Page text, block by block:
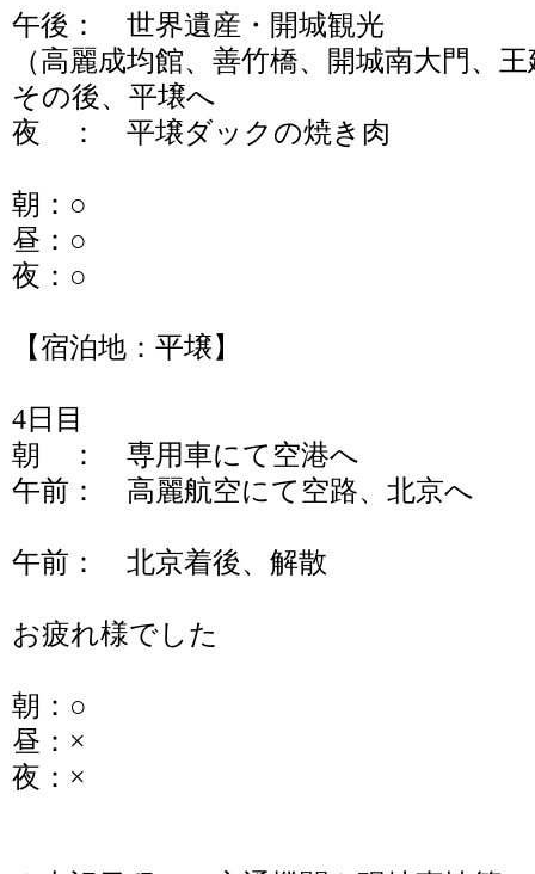
午後： 世界遺産・開城観光
（高麗成均館、善竹橋、開城南大門、
その後、平壌へ
夜 ： 平壌ダックの焼き肉
朝：○
昼：○
夜：○
【宿泊地：平壌】
4日目
朝 ： 専用車にて空港へ
午前： 高麗航空にて空路、北京へ
午前： 北京着後、解散
お疲れ様でした
朝：○
昼：×
夜：×